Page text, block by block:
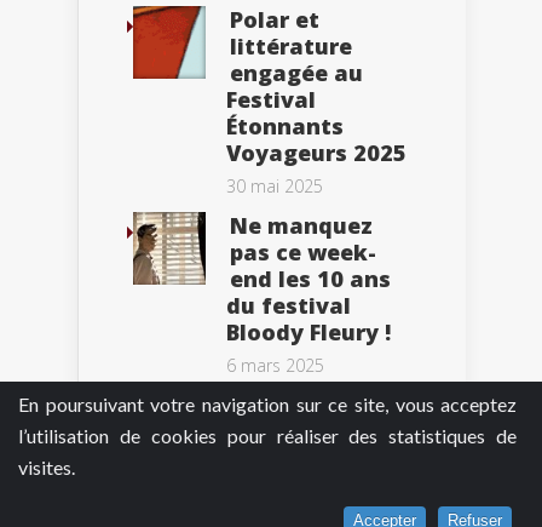
En poursuivant votre navigation sur ce site, vous acceptez
l’utilisation de cookies pour réaliser des statistiques de
visites.
Accepter Refuser
Polar et
littérature
engagée au
Festival
Étonnants
Voyageurs 2025
30 mai 2025
Ne manquez
pas ce week-
end les 10 ans
du festival
Bloody Fleury !
6 mars 2025